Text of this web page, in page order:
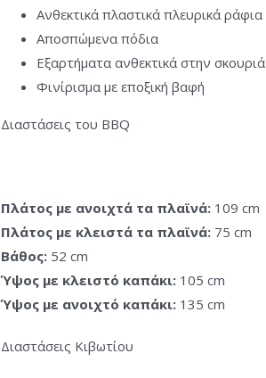
Ανθεκτικά πλαστικά πλευρικά ράφια
Αποσπώμενα πόδια
Εξαρτήματα ανθεκτικά στην σκουριά
Φινίρισμα με εποξική βαφή
Διαστάσεις του BBQ
Πλάτος με ανοιχτά τα πλαϊνά: 109 cm
Πλάτος με κλειστά τα πλαϊνά: 75 cm
Βάθος: 52 cm
Ύψος με κλειστό καπάκι: 105 cm
Ύψος με ανοιχτό καπάκι: 135 cm
Διαστάσεις Κιβωτίου